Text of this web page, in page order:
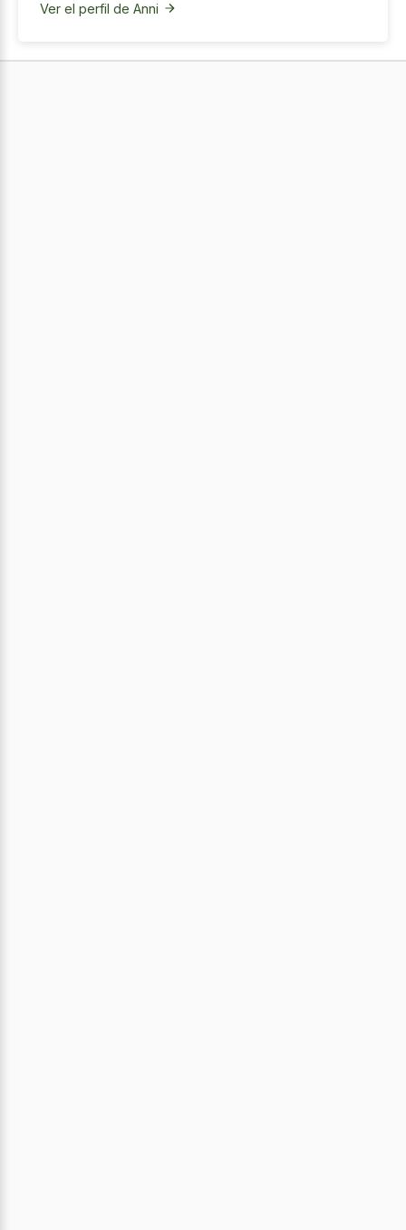
Ver el perfil de Anni